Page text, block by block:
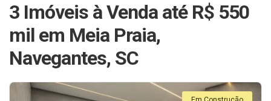
3 Imóveis à Venda até R$ 550
mil em Meia Praia,
Navegantes, SC